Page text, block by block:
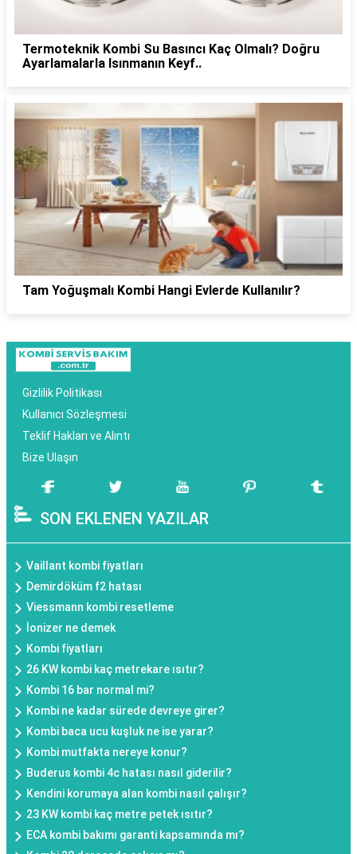
Termoteknik Kombi Su Basıncı Kaç Olmalı? Doğru
Ayarlamalarla Isınmanın Keyf..
Tam Yoğuşmalı Kombi Hangi Evlerde Kullanılır?
Gizlilik Politikası
Kullanıcı Sözleşmesi
Teklif Hakları ve Alıntı
Bize Ulaşın
SON EKLENEN YAZILAR
Vaillant kombi fiyatları
Demirdöküm f2 hatası
Viessmann kombi resetleme
İonizer ne demek
Kombi fiyatları
26 KW kombi kaç metrekare ısıtır?
Kombi 16 bar normal mi?
Kombi ne kadar sürede devreye girer?
Kombi baca ucu kuşluk ne ise yarar?
Kombi mutfakta nereye konur?
Buderus kombi 4c hatası nasıl giderilir?
Kendini korumaya alan kombi nasıl çalışır?
23 KW kombi kaç metre petek ısıtır?
ECA kombi bakımı garanti kapsamında mı?